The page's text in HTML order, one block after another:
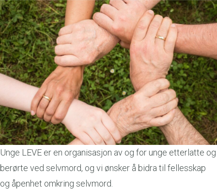
Unge LEVE er en organisasjon av og for unge etterlatte og
berørte ved selvmord, og vi ønsker å bidra til fellesskap
og åpenhet omkring selvmord.